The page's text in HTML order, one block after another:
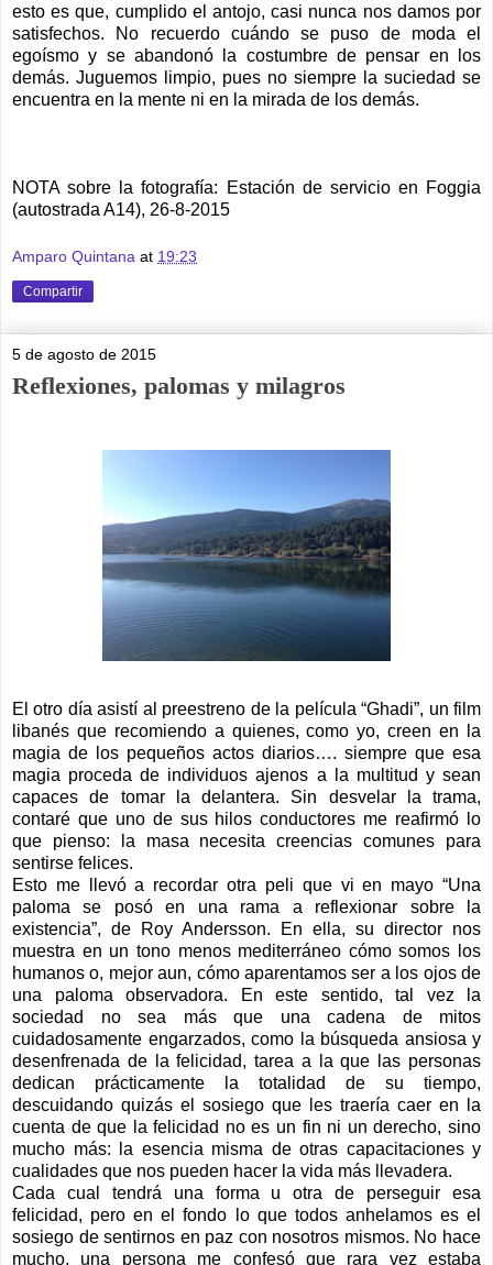
esto es que, cumplido el antojo, casi nunca nos damos por
satisfechos. No recuerdo cuándo se puso de moda el
egoísmo y se abandonó la costumbre de pensar en los
demás. Juguemos limpio, pues no siempre la suciedad se
encuentra en la mente ni en la mirada de los demás.
NOTA sobre la fotografía: Estación de servicio en Foggia
(autostrada A14), 26-8-2015
Amparo Quintana at 19:23
Compartir
5 de agosto de 2015
Reflexiones, palomas y milagros
El otro día asistí al preestreno de la película “Ghadi”, un film
libanés que recomiendo a quienes, como yo, creen en la
magia de los pequeños actos diarios…. siempre que esa
magia proceda de individuos ajenos a la multitud y sean
capaces de tomar la delantera. Sin desvelar la trama,
contaré que uno de sus hilos conductores me reafirmó lo
que pienso: la masa necesita creencias comunes para
sentirse felices.
Esto me llevó a recordar otra peli que vi en mayo “Una
paloma se posó en una rama a reflexionar sobre la
existencia”, de Roy Andersson. En ella, su director nos
muestra en un tono menos mediterráneo cómo somos los
humanos o, mejor aun, cómo aparentamos ser a los ojos de
una paloma observadora. En este sentido, tal vez la
sociedad no sea más que una cadena de mitos
cuidadosamente engarzados, como la búsqueda ansiosa y
desenfrenada de la felicidad, tarea a la que las personas
dedican prácticamente la totalidad de su tiempo,
descuidando quizás el sosiego que les traería caer en la
cuenta de que la felicidad no es un fin ni un derecho, sino
mucho más: la esencia misma de otras capacitaciones y
cualidades que nos pueden hacer la vida más llevadera.
Cada cual tendrá una forma u otra de perseguir esa
felicidad, pero en el fondo lo que todos anhelamos es el
sosiego de sentirnos en paz con nosotros mismos. No hace
mucho, una persona me confesó que rara vez estaba